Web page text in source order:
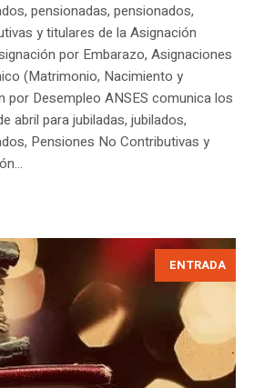
pensionadas, pensionados,
y titulares de la Asignación
por Embarazo, Asignaciones
(Matrimonio, Nacimiento y
por Desempleo ANSES comunica los
abril para jubiladas, jubilados,
Pensiones No Contributivas y
ENTRADA